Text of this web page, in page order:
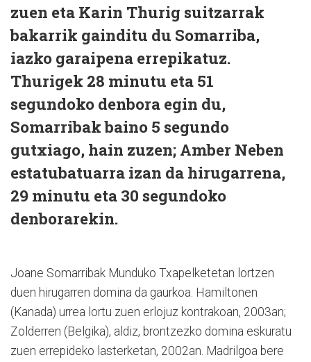
zuen eta Karin Thurig suitzarrak
bakarrik gainditu du Somarriba,
iazko garaipena errepikatuz.
Thurigek 28 minutu eta 51
segundoko denbora egin du,
Somarribak baino 5 segundo
gutxiago, hain zuzen; Amber Neben
estatubatuarra izan da hirugarrena,
29 minutu eta 30 segundoko
denborarekin.
Joane Somarribak Munduko Txapelketetan lortzen
duen hirugarren domina da gaurkoa. Hamiltonen
(Kanada) urrea lortu zuen erlojuz kontrakoan, 2003an;
Zolderren (Belgika), aldiz, brontzezko domina eskuratu
zuen errepideko lasterketan, 2002an. Madrilgoa bere